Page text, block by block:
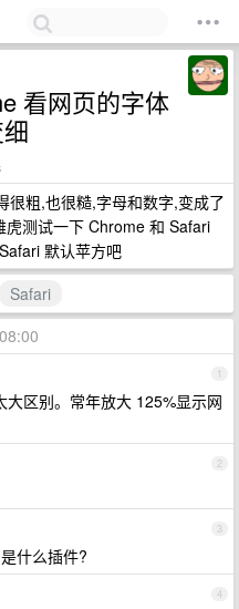
看网页的字体
很粗,也很糙,字母和数字,变成了
测试一下 Chrome 和 Safari
默认苹方吧
Safari
1
区别。常年放大 125%显示网
2
3
什么插件?
4